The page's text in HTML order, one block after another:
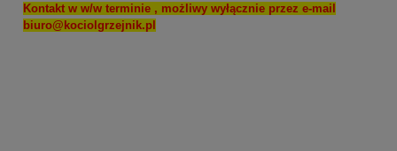
Kontakt w w/w terminie , możliwy wyłącznie przez e-mail
biuro@kociolgrzejnik.pl